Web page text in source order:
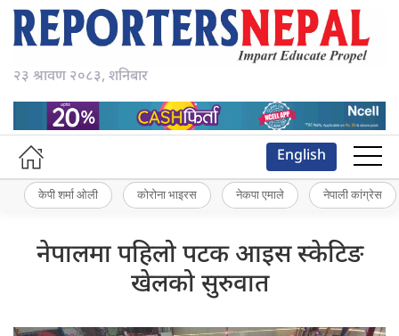
२३ श्रावण २०८३, शनिबार
English
केपी शर्मा ओली कोरोना भाइरस नेकपा एमाले नेपाली कांग्रेस
नेपालमा पहिलो पटक आइस स्केटिङ
खेलको सुरुवात